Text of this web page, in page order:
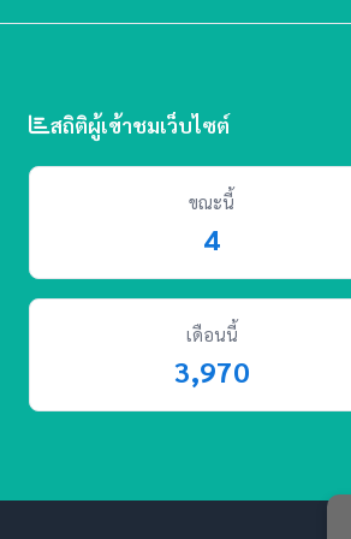
สถิติผู้เข้าชมเว็บไซต์
ขณะนี้
4
เดือนนี้
3,970